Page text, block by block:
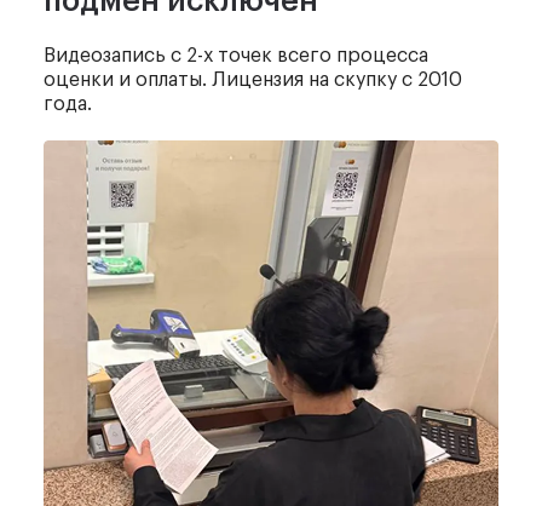
Видеозапись с 2-х точек всего процесса
оценки и оплаты. Лицензия на скупку с 2010
года.